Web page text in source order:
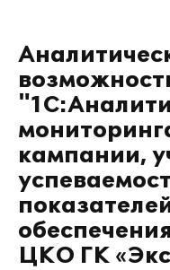
кампании,
ЦКО ГК